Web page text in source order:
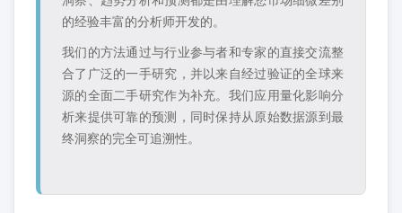
的经验丰富的分析师开发的。
我们的方法通过与行业参与者和专家的直接交流整
合了广泛的一手研究，并以来自经过验证的全球来
源的全面二手研究作为补充。我们应用量化影响分
析来提供可靠的预测，同时保持从原始数据源到最
终洞察的完全可追溯性。